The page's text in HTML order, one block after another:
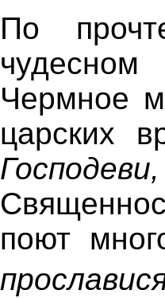
По
Чермное
царских
поют